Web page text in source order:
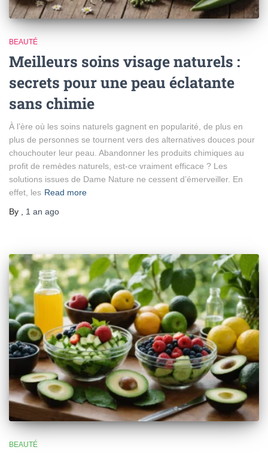
BEAUTÉ
Meilleurs soins visage naturels :
secrets pour une peau éclatante
sans chimie
À l’ère où les soins naturels gagnent en popularité, de plus en
plus de personnes se tournent vers des alternatives douces pour
chouchouter leur peau. Abandonner les produits chimiques au
profit de remèdes naturels, est-ce vraiment efficace ? Les
solutions issues de Dame Nature ne cessent d’émerveiller. En
effet, les Read more
By , 1 an ago
BEAUTÉ